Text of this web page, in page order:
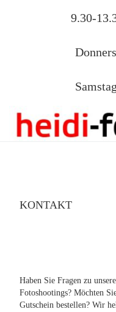
9.30-
KONTAKT
Haben Sie Fragen zu
Fotoshootings? Möchten
Gutschein bestellen? Wir